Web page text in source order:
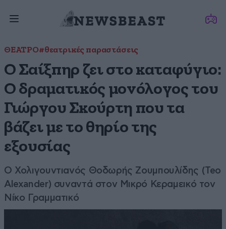
ΘΕΑΤΡΟ#θεατρικές παραστάσεις
Ο Σαίξπηρ ζει στο καταφύγιο:
Ο δραματικός μονόλογος του
Γιώργου Σκούρτη που τα
βάζει με το θηρίο της
εξουσίας
Ο Χολιγουντιανός Θοδωρής Ζουμπουλίδης (Teo
Alexander) συναντά στον Μικρό Κεραμεικό τον
Νίκο Γραμματικό